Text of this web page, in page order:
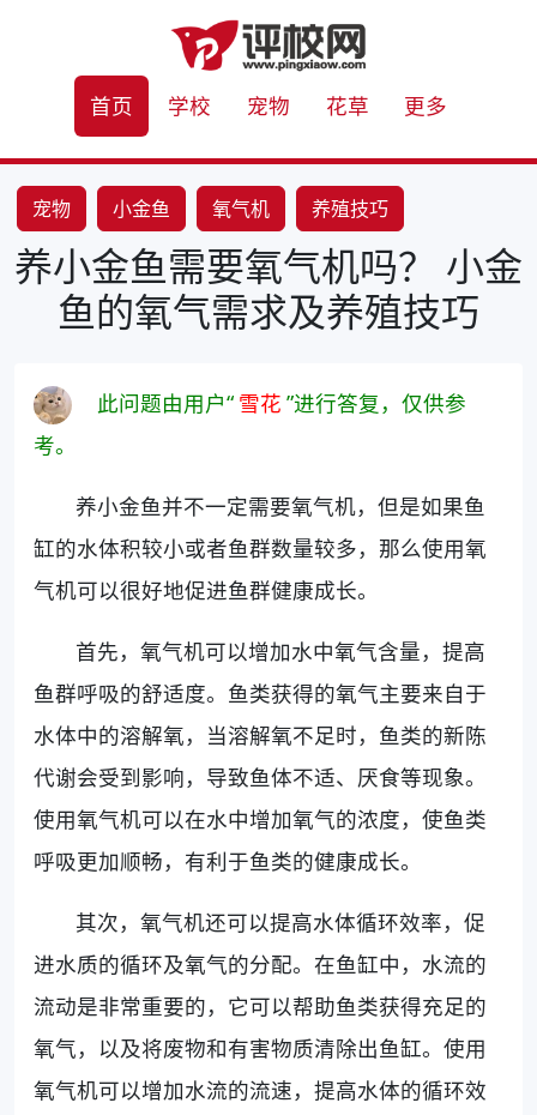
首页 学校 宠物 花草 更多
宠物 小金鱼 氧气机 养殖技巧
养小金鱼需要氧气机吗？ 小金
鱼的氧气需求及养殖技巧
此问题由用户“ 雪花 ”进行答复，仅供参
考。
养小金鱼并不一定需要氧气机，但是如果鱼
缸的水体积较小或者鱼群数量较多，那么使用氧
气机可以很好地促进鱼群健康成长。
首先，氧气机可以增加水中氧气含量，提高
鱼群呼吸的舒适度。鱼类获得的氧气主要来自于
水体中的溶解氧，当溶解氧不足时，鱼类的新陈
代谢会受到影响，导致鱼体不适、厌食等现象。
使用氧气机可以在水中增加氧气的浓度，使鱼类
呼吸更加顺畅，有利于鱼类的健康成长。
其次，氧气机还可以提高水体循环效率，促
进水质的循环及氧气的分配。在鱼缸中，水流的
流动是非常重要的，它可以帮助鱼类获得充足的
氧气，以及将废物和有害物质清除出鱼缸。使用
氧气机可以增加水流的流速，提高水体的循环效